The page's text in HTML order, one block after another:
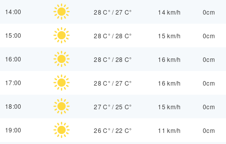
14:00 28 C° /27 C° 14 km/h 0cm
15:00 28 C° /28 C° 15 km/h 0cm
16:00 28 C° /28 C° 16 km/h 0cm
17:00 28 C° /27 C° 16 km/h 0cm
18:00 27 C° /25 C° 15 km/h 0cm
19:00 26 C° /22 C° 11 km/h 0cm